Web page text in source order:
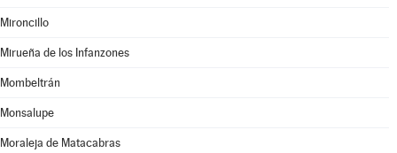
Mironcillo
Mirueña de los Infanzones
Mombeltrán
Monsalupe
Moraleja de Matacabras